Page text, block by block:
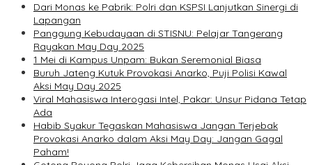
Dari Monas ke Pabrik: Polri dan KSPSI Lanjutkan Sinergi di
Lapangan
Panggung Kebudayaan di STISNU: Pelajar Tangerang
Rayakan May Day 2025
1 Mei di Kampus Unpam: Bukan Seremonial Biasa
Buruh Jateng Kutuk Provokasi Anarko, Puji Polisi Kawal
Aksi May Day 2025
Viral Mahasiswa Interogasi Intel, Pakar: Unsur Pidana Tetap
Ada
Habib Syakur Tegaskan Mahasiswa Jangan Terjebak
Provokasi Anarko dalam Aksi May Day: Jangan Gagal
Paham!